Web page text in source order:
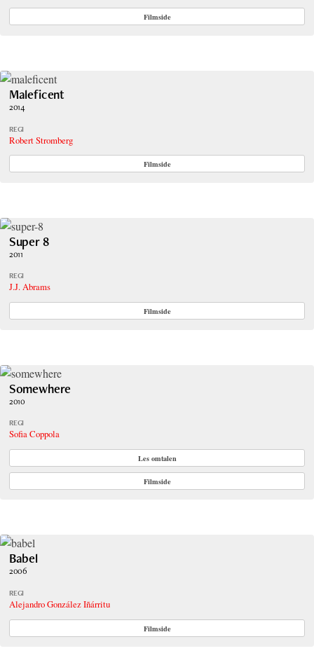
Filmside
Maleficent
2014
REGI
Robert Stromberg
Filmside
Super 8
2011
REGI
J.J. Abrams
Filmside
Somewhere
2010
REGI
Sofia Coppola
Les omtalen
Filmside
Babel
2006
REGI
Alejandro González Iñárritu
Filmside